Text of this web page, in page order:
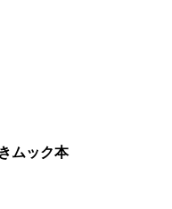
ムック本